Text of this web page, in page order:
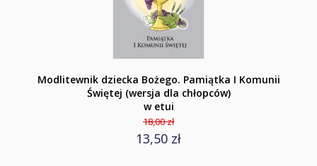
Modlitewnik dziecka Bożego. Pamiątka I Komunii
Świętej (wersja dla chłopców)
w etui
18,00 zł
13,50 zł